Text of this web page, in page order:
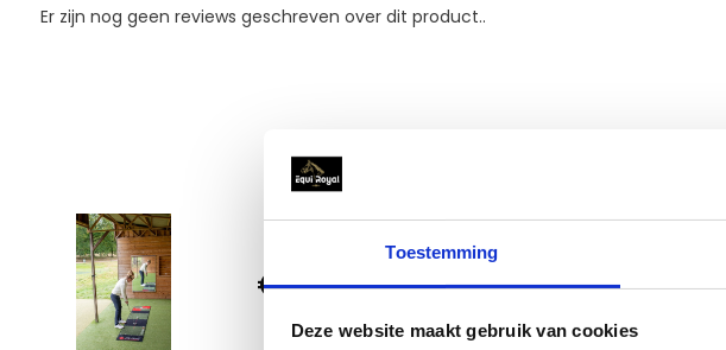
Toestemming
Deze website maakt gebruik van cookies
Deze Putting Mat bevan een stimp snelheid van 9.0.
KLM Open speelt meestal op een stimp van 10.5-11.0.
Oftewel, je oefent met een putting mat die heel erg geschikt is hier in Nederland.
Daarnaast staan er op deze mat lijnen uitgetekend, zo kun je goed zien of je bal
de lijn. Oftewel, er zat spin op je bal. Of je clubhoofd was niet 0 graden bij het
raken. Trek een rechte lijn op je bal en je kunt dit goed meten.
Er zijn nog geen reviews geschreven over dit product..
€ 64,99 Pure 2 Improve